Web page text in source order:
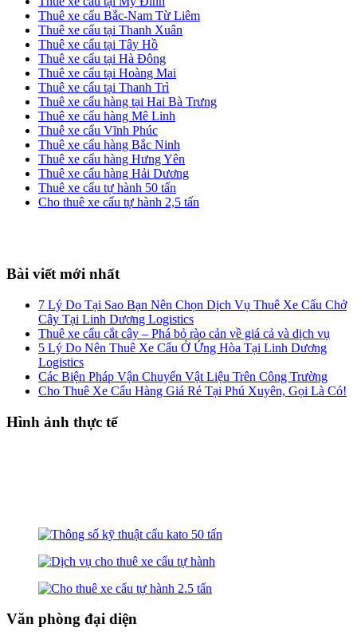
Thuê xe cẩu Bắc-Nam Từ Liêm
Thuê xe cẩu tại Thanh Xuân
Thuê xe cẩu tại Tây Hồ
Thuê xe cẩu tại Hà Đông
Thuê xe cẩu tại Hoàng Mai
Thuê xe cẩu tại Thanh Trì
Thuê xe cẩu hàng tại Hai Bà Trưng
Thuê xe cẩu hàng Mê Linh
Thuê xe cẩu Vĩnh Phúc
Thuê xe cẩu hàng Bắc Ninh
Thuê xe cẩu hàng Hưng Yên
Thuê xe cẩu hàng Hải Dương
Thuê xe cẩu tự hành 50 tấn
Cho thuê xe cẩu tự hành 2,5 tấn
Footer
Bài viết mới nhất
7 Lý Do Tại Sao Bạn Nên Chọn Dịch Vụ Thuê Xe Cẩu Chở
Cây Tại Linh Dương Logistics
Thuê xe cẩu cắt cây – Phá bỏ rào cản về giá cả và dịch vụ
5 Lý Do Nên Thuê Xe Cẩu Ở Ứng Hòa Tại Linh Dương
Logistics
Các Biện Pháp Vận Chuyển Vật Liệu Trên Công Trường
Cho Thuê Xe Cẩu Hàng Giá Rẻ Tại Phú Xuyên, Gọi Là Có!
Hình ảnh thực tế
Văn phòng đại diện